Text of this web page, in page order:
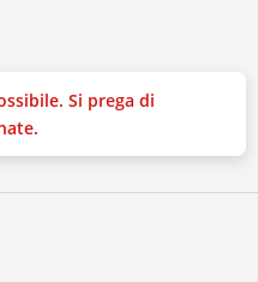
Si prega di